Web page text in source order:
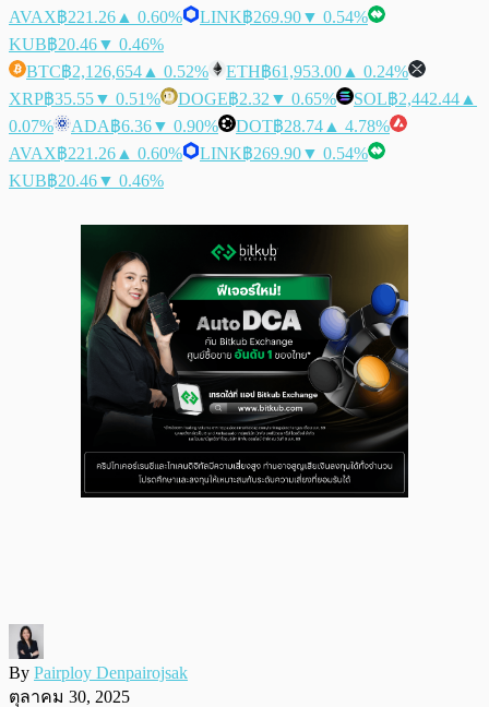
AVAX฿221.26 ▲ 0.60% LINK฿269.90▼ 0.54%
KUB฿20.46▼ 0.46%
BTC฿2,126,654 ▲ 0.52% ETH฿61,953.00 ▲ 0.24%
XRP฿35.55▼ 0.51% DOGE฿2.32 ▼ 0.65% SOL฿2,442.44 ▲
0.07%
ADA฿6.36▼ 0.90% DOT฿28.74 ▲ 4.78%
AVAX฿221.26 ▲ 0.60% LINK฿269.90▼ 0.54%
KUB฿20.46▼ 0.46%
By Pairploy Denpairojsak
ตุลาคม 30, 2025